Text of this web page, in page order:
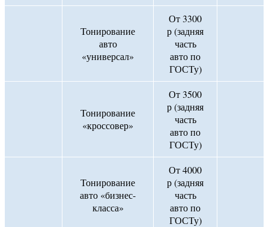
Тонирование
авто
«универсал»
От 3300
р (задняя
часть
авто по
ГОСТу)
Тонирование
«кроссовер»
От 3500
р (задняя
часть
авто по
ГОСТу)
Тонирование
авто «бизнес-
класса»
От 4000
р (задняя
часть
авто по
ГОСТу)